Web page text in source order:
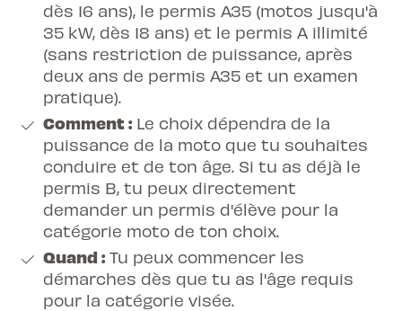
dès 16 ans), le permis A35 (motos jusqu'à
35 kW, dès 18 ans) et le permis A illimité
(sans restriction de puissance, après
deux ans de permis A35 et un examen
pratique).
Comment : Le choix dépendra de la
puissance de la moto que tu souhaites
conduire et de ton âge. Si tu as déjà le
permis B, tu peux directement
demander un permis d'élève pour la
catégorie moto de ton choix.
Quand : Tu peux commencer les
démarches dès que tu as l'âge requis
pour la catégorie visée.